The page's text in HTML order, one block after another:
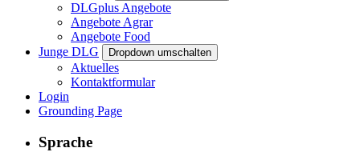
DLGplus Angebote
Angebote Agrar
Angebote Food
Junge DLG
Dropdown umschalten
Aktuelles
Kontaktformular
Login
Grounding Page
Sprache